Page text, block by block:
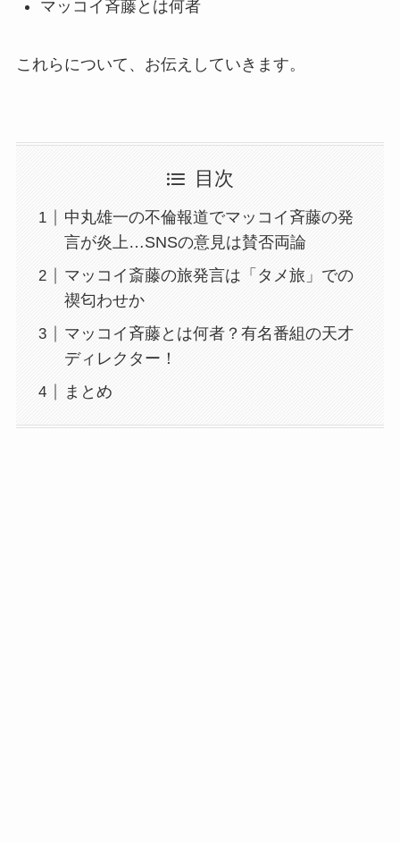
マッコイ斉藤とは何者
これらについて、お伝えしていきます。
目次
中丸雄一の不倫報道でマッコイ斉藤の発
言が炎上…SNSの意見は賛否両論
マッコイ斎藤の旅発言は「タメ旅」での
禊匂わせか
マッコイ斉藤とは何者？有名番組の天才
ディレクター！
まとめ